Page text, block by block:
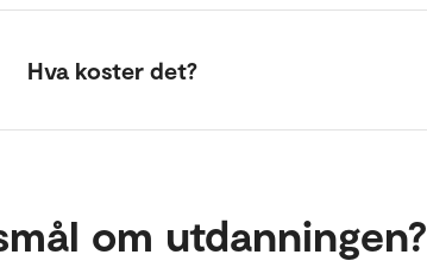
Hva koster det?
om utdanningen?